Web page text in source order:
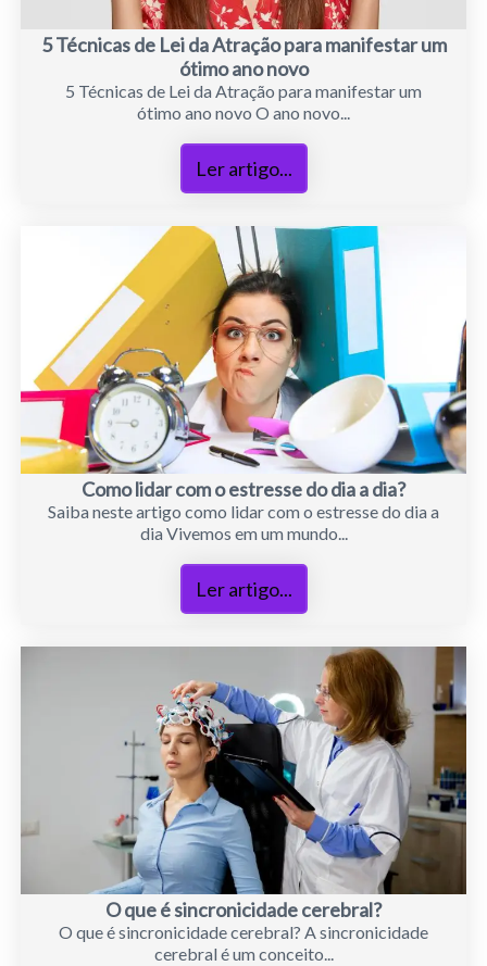
5 Técnicas de Lei da Atração para manifestar um
ótimo ano novo
5 Técnicas de Lei da Atração para manifestar um
ótimo ano novo O ano novo...
Ler artigo...
Como lidar com o estresse do dia a dia?
Saiba neste artigo como lidar com o estresse do dia a
dia Vivemos em um mundo...
Ler artigo...
O que é sincronicidade cerebral?
O que é sincronicidade cerebral? A sincronicidade
cerebral é um conceito...